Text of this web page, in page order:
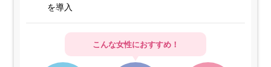
を導入
こんな女性におすすめ！